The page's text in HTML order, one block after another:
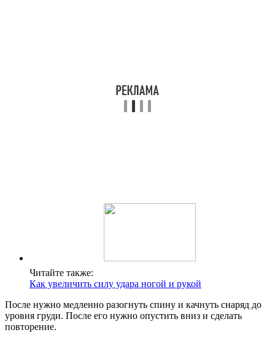
Читайте также:
Как увеличить силу удара ногой и рукой
После нужно медленно разогнуть спину и качнуть снаряд до
уровня груди. После его нужно опустить вниз и сделать
повторение.